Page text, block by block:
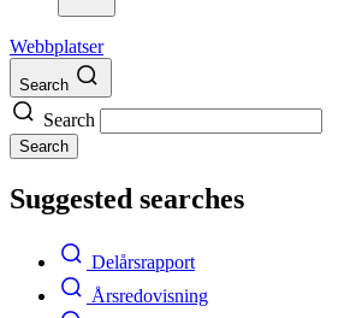
Webbplatser
Search
Search
Search
Suggested searches
Delårsrapport
Årsredovisning